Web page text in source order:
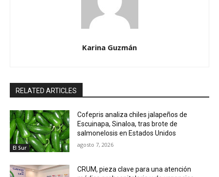
Karina Guzmán
RELATED ARTICLES
El Sur
Cofepris analiza chiles jalapeños de
Escuinapa, Sinaloa, tras brote de
salmonelosis en Estados Unidos
agosto 7, 2026
CRUM, pieza clave para una atención